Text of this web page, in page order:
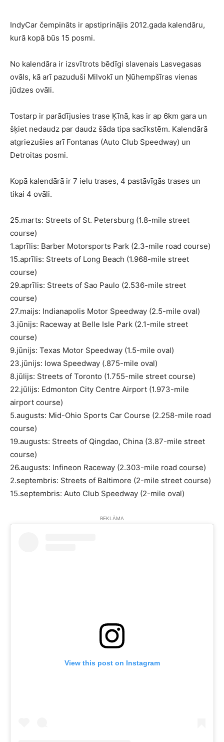
IndyCar čempināts ir apstiprinājis 2012.gada kalendāru,
kurā kopā būs 15 posmi.
No kalendāra ir izsvītrots bēdīgi slavenais Lasvegasas
ovāls, kā arī pazuduši Milvokī un Ņūhempšīras vienas
jūdzes ovāli.
Tostarp ir parādījusies trase Ķīnā, kas ir ap 6km gara un
šķiet nedaudz par daudz šāda tipa sacīkstēm. Kalendārā
atgriezušies arī Fontanas (Auto Club Speedway) un
Detroitas posmi.
Kopā kalendārā ir 7 ielu trases, 4 pastāvīgās trases un
tikai 4 ovāli.
25.marts: Streets of St. Petersburg (1.8-mile street
course)
1.aprīlis: Barber Motorsports Park (2.3-mile road course)
15.aprīlis: Streets of Long Beach (1.968-mile street
course)
29.aprīlis: Streets of Sao Paulo (2.536-mile street
course)
27.maijs: Indianapolis Motor Speedway (2.5-mile oval)
3.jūnijs: Raceway at Belle Isle Park (2.1-mile street
course)
9.jūnijs: Texas Motor Speedway (1.5-mile oval)
23.jūnijs: Iowa Speedway (.875-mile oval)
8.jūlijs: Streets of Toronto (1.755-mile street course)
22.jūlijs: Edmonton City Centre Airport (1.973-mile
airport course)
5.augusts: Mid-Ohio Sports Car Course (2.258-mile road
course)
19.augusts: Streets of Qingdao, China (3.87-mile street
course)
26.augusts: Infineon Raceway (2.303-mile road course)
2.septembris: Streets of Baltimore (2-mile street course)
15.septembris: Auto Club Speedway (2-mile oval)
REKLĀMA
View this post on Instagram